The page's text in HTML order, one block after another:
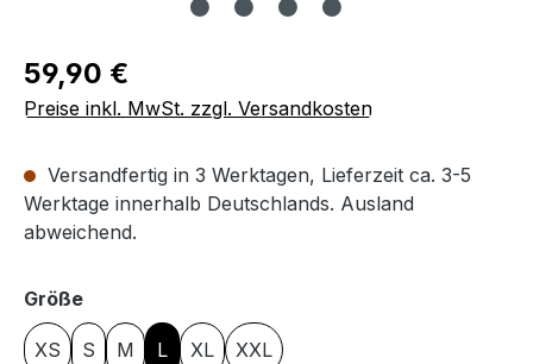
Regulärer Preis:
59,90 €
Preise inkl. MwSt. zzgl. Versandkosten
Versandfertig in 3 Werktagen, Lieferzeit ca. 3-5
Werktage innerhalb Deutschlands. Ausland
abweichend.
Größeauswählen
XS S M L XL XXL